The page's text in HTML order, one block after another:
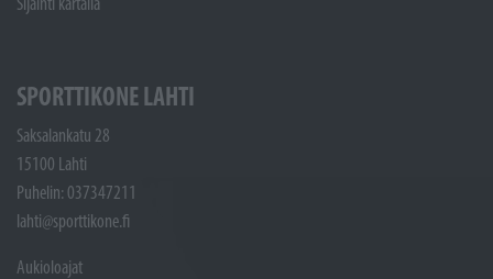
SPORTTIKONE LAHTI
Saksalankatu 28
15100 Lahti
Puhelin: 037347211
lahti@sporttikone.fi
Aukioloajat